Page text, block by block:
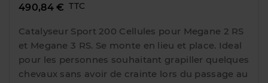
490,84 € TTC
Catalyseur Sport 200 Cellules pour Megane 2 RS
et Megane 3 RS. Se monte en lieu et place. Ideal
pour les personnes souhaitant grapiller quelques
chevaux sans avoir de crainte lors du passage au